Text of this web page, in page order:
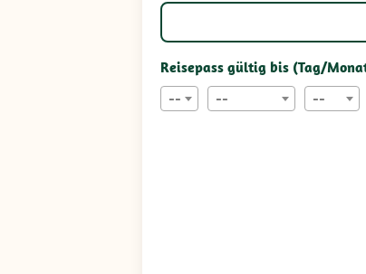
Reisepass gültig bis (Tag/
-- -- --